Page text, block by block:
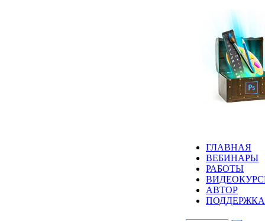
ГЛАВНАЯ
ВЕБИНАРЫ
РАБОТЫ
АВТОР
ПОДДЕРЖКА